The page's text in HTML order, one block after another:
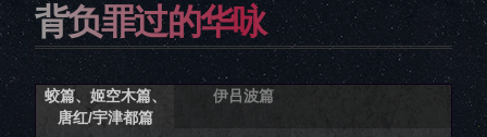
背负罪过的华咏
蛟篇、姬空木篇、
唐红/宇津都篇
伊吕波篇